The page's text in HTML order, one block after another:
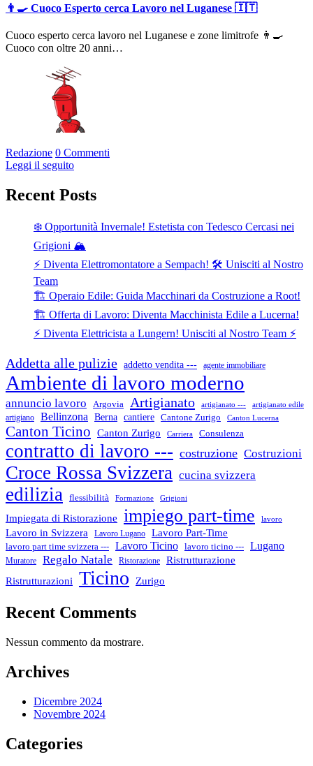
👨‍🍳 Cuoco Esperto cerca Lavoro nel Luganese 🇮🇹
Cuoco esperto cerca lavoro nel Luganese e zone limitrofe 👨‍🍳
Cuoco con oltre 20 anni…
Redazione 0 Commenti
Leggi il seguito
Recent Posts
❄️ Opportunità Invernale! Estetista con Tedesco Cercasi nei
Grigioni 🏔️
⚡ Diventa Elettromontatore a Sempach! 🛠️ Unisciti al Nostro
Team
🏗️ Operaio Edile: Guida Macchinari da Costruzione a Root!
🏗️ Offerta di Lavoro: Diventa Macchinista Edile a Lucerna!
⚡ Diventa Elettricista a Lungern! Unisciti al Nostro Team ⚡
Addetta alle pulizie addetto vendita --- agente immobiliare
Ambiente di lavoro moderno
annuncio lavoro Argovia Artigianato artigianato --- artigianato edile
artigiano Bellinzona Berna cantiere Cantone Zurigo Canton Lucerna
Canton Ticino Canton Zurigo Carriera Consulenza
contratto di lavoro --- costruzione Costruzioni
Croce Rossa Svizzera cucina svizzera
edilizia flessibilità Formazione Grigioni
Impiegata di Ristorazione impiego part-time lavoro
Lavoro in Svizzera Lavoro Lugano Lavoro Part-Time
lavoro part time svizzera --- Lavoro Ticino lavoro ticino --- Lugano
Muratore Regalo Natale Ristorazione
Ristrutturazione
Ristrutturazioni
Ticino Zurigo
Recent Comments
Nessun commento da mostrare.
Archives
Dicembre 2024
Novembre 2024
Categories